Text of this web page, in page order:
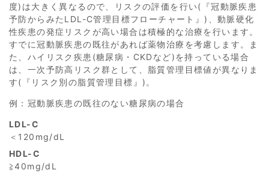
度)は大きく異なるので、リスクの評価を行い(『冠動脈疾患
予防からみたLDL-C管理目標フローチャート』)、動脈硬化
性疾患の発症リスクが高い場合は積極的な治療を行います。
すでに冠動脈疾患の既往があれば薬物治療を考慮します。ま
た、ハイリスク疾患(糖尿病・CKDなど)を持っている場合
は、一次予防高リスク群として、脂質管理目標値が異なりま
す(『リスク別の脂質管理目標』)。
例：冠動脈疾患の既往のない糖尿病の場合
LDL-C
＜120mg/dL
HDL-C
≧40mg/dL